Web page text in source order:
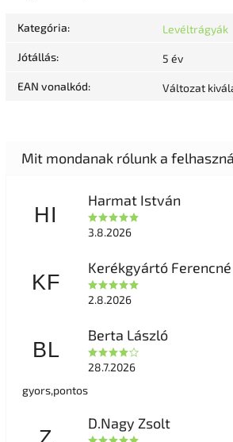
Kategória: Levéltrágyák
Jótállás: 5 év
EAN vonalkód: Változat
HI
Harmat István
3.8.2026
KF
Kerékgyártó Ferencné
2.8.2026
BL
Berta László
28.7.2026
gyors,pontos
D.Nagy Zsolt